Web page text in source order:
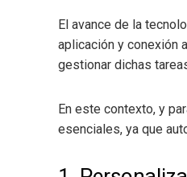
El avance de la
aplicación y conexión
gestionar dichas
En este contexto, y
esenciales, ya que